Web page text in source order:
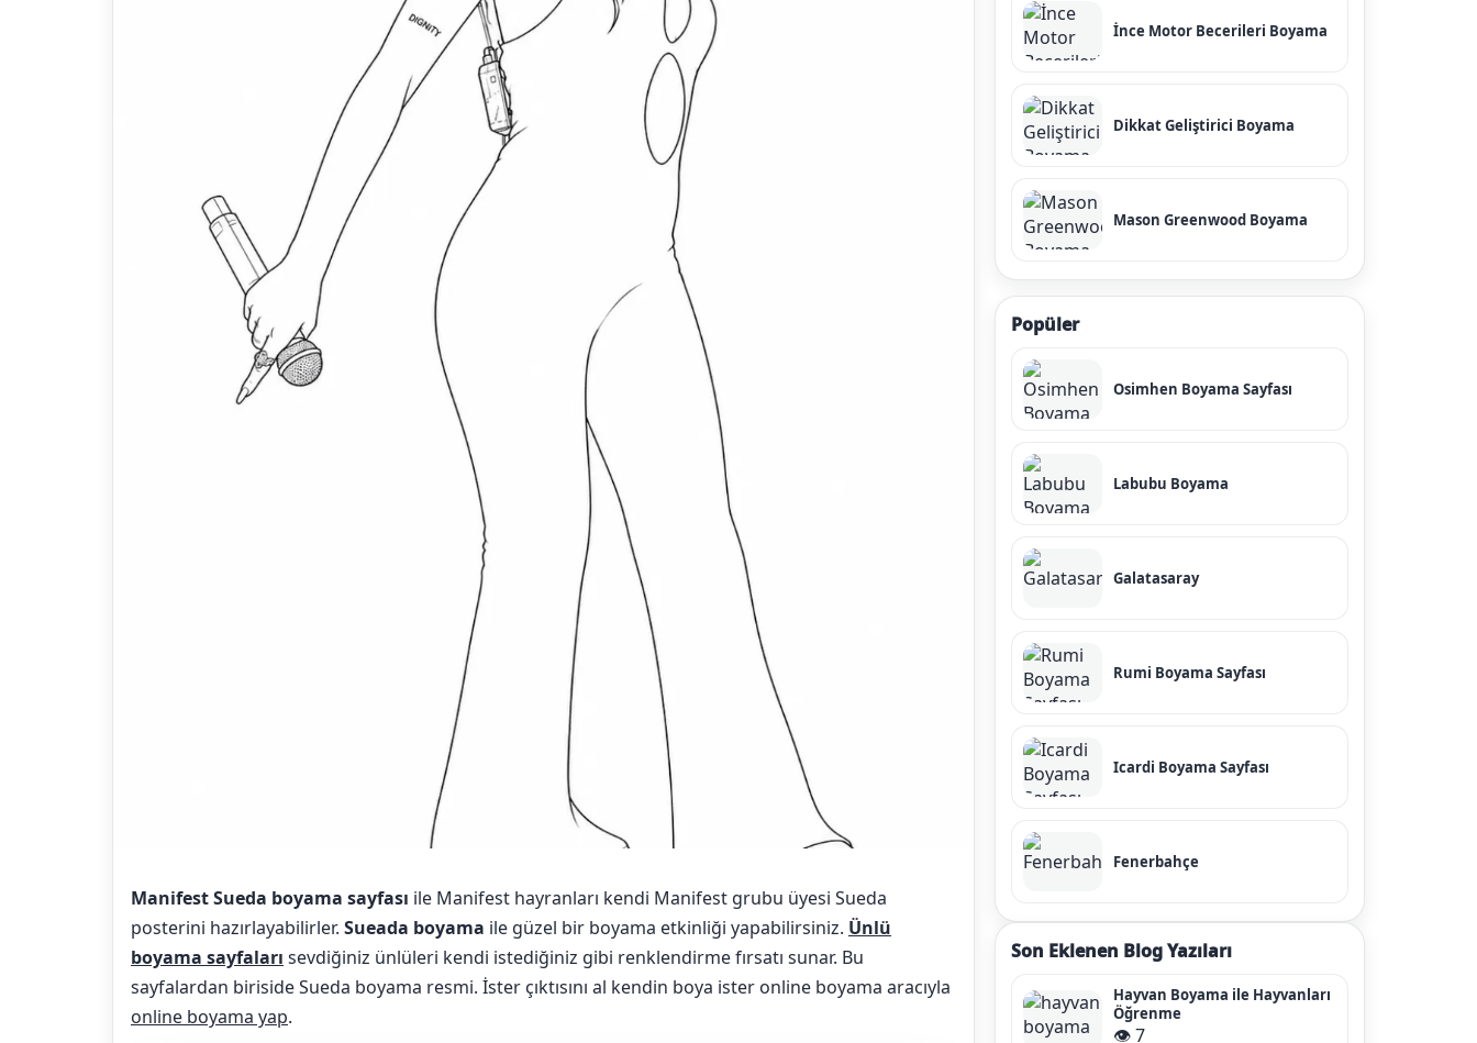
Manifest Sueda boyama sayfası ile Manifest hayranları kendi Manifest grubu üyesi Sueda
posterini hazırlayabilirler. Sueada boyama ile güzel bir boyama etkinliği yapabilirsiniz. Ünlü
boyama sayfaları sevdiğiniz ünlüleri kendi istediğiniz gibi renklendirme fırsatı sunar. Bu
sayfalardan biriside Sueda boyama resmi. İster çıktısını al kendin boya ister online boyama aracıyla
online boyama yap.
İnce Motor Becerileri Boyama
Dikkat Geliştirici Boyama
Mason Greenwood Boyama
Popüler
Osimhen Boyama Sayfası
Labubu Boyama
Galatasaray
Rumi Boyama Sayfası
Icardi Boyama Sayfası
Fenerbahçe
Son Eklenen Blog Yazıları
Hayvan Boyama ile Hayvanları
Öğrenme
👁️ 7